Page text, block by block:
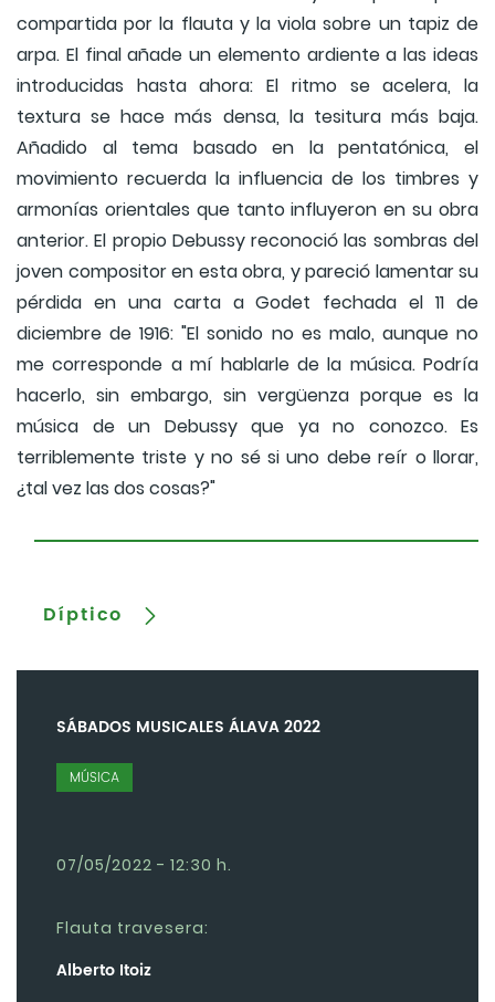
compartida por la flauta y la viola sobre un tapiz de
arpa. El final añade un elemento ardiente a las ideas
introducidas hasta ahora: El ritmo se acelera, la
textura se hace más densa, la tesitura más baja.
Añadido al tema basado en la pentatónica, el
movimiento recuerda la influencia de los timbres y
armonías orientales que tanto influyeron en su obra
anterior. El propio Debussy reconoció las sombras del
joven compositor en esta obra, y pareció lamentar su
pérdida en una carta a Godet fechada el 11 de
diciembre de 1916: "El sonido no es malo, aunque no
me corresponde a mí hablarle de la música. Podría
hacerlo, sin embargo, sin vergüenza porque es la
música de un Debussy que ya no conozco. Es
terriblemente triste y no sé si uno debe reír o llorar,
¿tal vez las dos cosas?"
Díptico
SÁBADOS MUSICALES ÁLAVA 2022
MÚSICA
07/05/2022 - 12:30 h.
Flauta travesera:
Alberto Itoiz